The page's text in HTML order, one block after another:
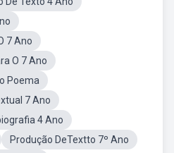
7 Ano
O 7 Ano
Poema
7 Ano
4 Ano
Produção DeTextto 7º Ano